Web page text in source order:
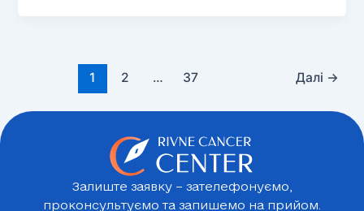
1 2 … 37 Далі →
Залиште заявку – зателефонуємо,
проконсультуємо та запишемо на прийом.